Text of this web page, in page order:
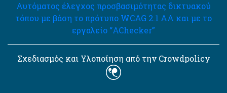
Αυτόματος έλεγχος προσβασιμότητας δικτυακού
τόπου με βάση το πρότυπο WCAG 2.1 AA και με το
εργαλείο “AChecker”
Σχεδιασμός και Υλοποίηση από την Crowdpolicy